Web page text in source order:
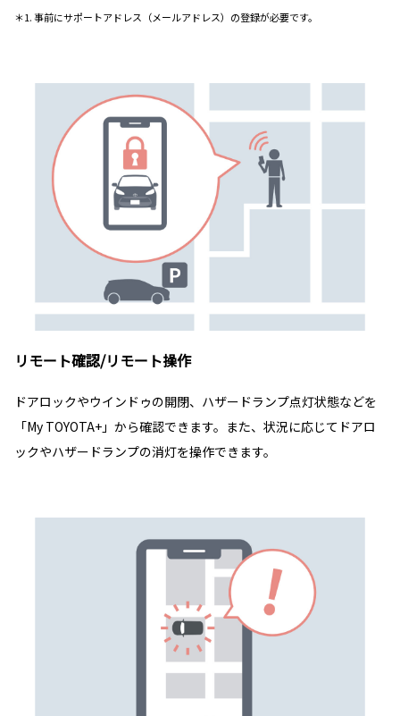
＊1. 事前にサポートアドレス（メールアドレス）の登録が必要です。
リモート確認/リモート操作
ドアロックやウインドゥの開閉、ハザードランプ点灯状態などを
「My TOYOTA+」から確認できます。また、状況に応じてドアロ
ックやハザードランプの消灯を操作できます。